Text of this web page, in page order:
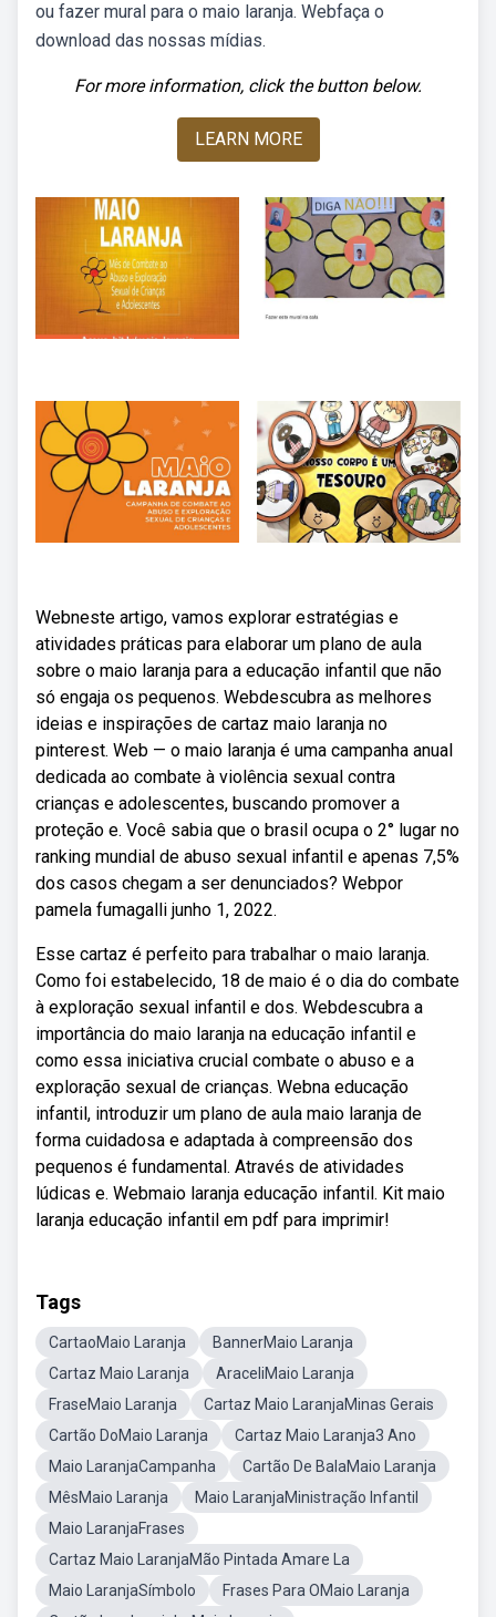
ou fazer mural para o maio laranja. Webfaça o
download das nossas mídias.
For more information, click the button below.
LEARN MORE
Webneste artigo, vamos explorar estratégias e
atividades práticas para elaborar um plano de aula
sobre o maio laranja para a educação infantil que não
só engaja os pequenos. Webdescubra as melhores
ideias e inspirações de cartaz maio laranja no
pinterest. Web — o maio laranja é uma campanha anual
dedicada ao combate à violência sexual contra
crianças e adolescentes, buscando promover a
proteção e. Você sabia que o brasil ocupa o 2° lugar no
ranking mundial de abuso sexual infantil e apenas 7,5%
dos casos chegam a ser denunciados? Webpor
pamela fumagalli junho 1, 2022.
Esse cartaz é perfeito para trabalhar o maio laranja.
Como foi estabelecido, 18 de maio é o dia do combate
à exploração sexual infantil e dos. Webdescubra a
importância do maio laranja na educação infantil e
como essa iniciativa crucial combate o abuso e a
exploração sexual de crianças. Webna educação
infantil, introduzir um plano de aula maio laranja de
forma cuidadosa e adaptada à compreensão dos
pequenos é fundamental. Através de atividades
lúdicas e. Webmaio laranja educação infantil. Kit maio
laranja educação infantil em pdf para imprimir!
Tags
CartaoMaio Laranja
BannerMaio Laranja
Cartaz Maio Laranja
AraceliMaio Laranja
FraseMaio Laranja
Cartaz Maio LaranjaMinas Gerais
Cartão DoMaio Laranja
Cartaz Maio Laranja3 Ano
Maio LaranjaCampanha
Cartão De BalaMaio Laranja
MêsMaio Laranja
Maio LaranjaMinistração Infantil
Maio LaranjaFrases
Cartaz Maio LaranjaMão Pintada Amare La
Maio LaranjaSímbolo
Frases Para OMaio Laranja